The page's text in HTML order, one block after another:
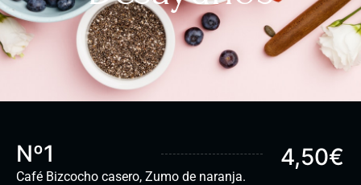
Nº1
Café Bizcocho casero, Zumo de naranja.
4,50€